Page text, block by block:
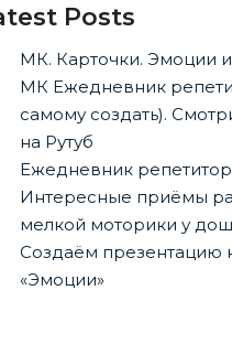
Posts
МК. Карточки. Эмоции и
МК Ежедневник
самому создать).
на Рутуб
Ежедневник
Интересные приёмы
мелкой моторики у
Создаём презентацию
«Эмоции»